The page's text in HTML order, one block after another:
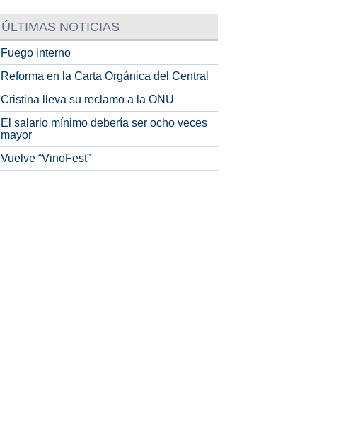
ÚLTIMAS NOTICIAS
Fuego interno
Reforma en la Carta Orgánica del Central
Cristina lleva su reclamo a la ONU
El salario mínimo debería ser ocho veces
mayor
Vuelve “VinoFest”